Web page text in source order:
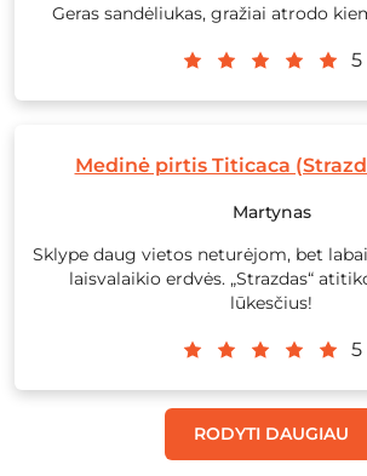
Geras sandėliukas, gražiai atrodo
5
Medinė pirtis Titicaca
Martynas
Sklype daug vietos neturėjom, bet
laisvalaikio erdvės. „Strazdas“
lūkesčius!
5
RODYTI DAUGIAU